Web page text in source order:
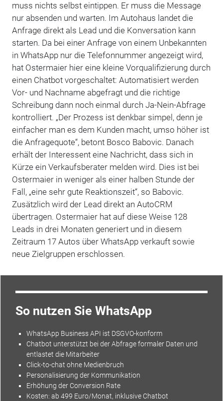
muss nichts selbst eintippen. Er muss die Message
nur absenden und warten. Im Autohaus landet die
Anfrage direkt als Lead und die Konversation kann
starten. Da bei einer Anfrage von einem Unbekannten
in WhatsApp nur die Telefonnummer angezeigt wird,
hat Ostermaier hier eine kleine Vorqualifizierung durch
einen Chatbot vorgeschaltet: Automatisiert werden
Vor- und Nachname abgefragt und die richtige
Schreibung dann noch einmal durch Ja-Nein-Abfrage
kontrolliert. „Der Prozess ist denkbar simpel, denn je
einfacher man es dem Kunden macht, umso höher ist
die Anfragequote“, betont Bosco Babovic. Danach
erhält der Interessent eine Nachricht, dass sich in
Kürze ein Verkaufsberater melden wird. Dies ist bei
Ostermaier in weniger als einer halben Stunde der
Fall, „eine sehr gute Reak­tionszeit“, so Babovic.
Zusätzlich wird der Lead direkt an AutoCRM
übertragen. Ostermaier hat auf diese Weise 128
Leads in drei Monaten generiert und in diesem
Zeitraum 17 Autos über WhatsApp verkauft sowie
neue Zielgruppen erschlossen.
So nutzen Sie WhatsApp
WhatsApp Business API ist DSGVO-­konform
Chatbot unterstützt bei der Abfrage ­formaler Daten und
entlastet die Mit­arbeiter
Click-to-chat ohne Medienbruch
Personalisierung der Kommunikation
Erhöhung der Conversion Rate
Kosten: ab 499 Euro/Monat, inklusive Chatbot